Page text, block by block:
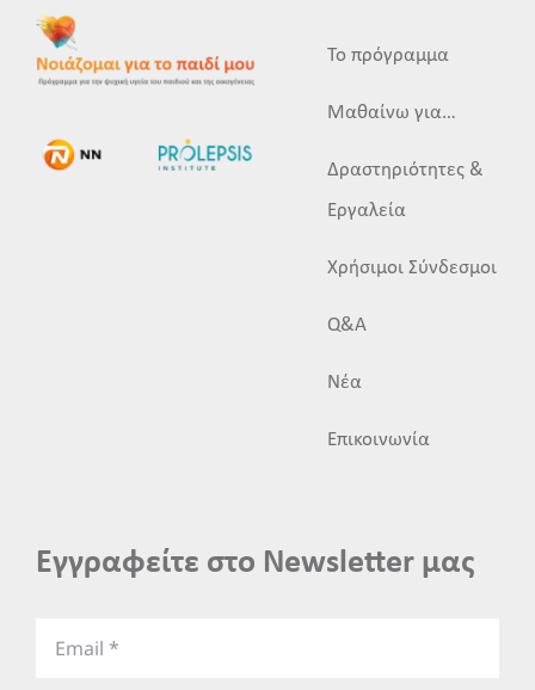
Το πρόγραμμα
Μαθαίνω για…
Δραστηριότητες &
Εργαλεία
Χρήσιμοι Σύνδεσμοι
Q&A
Νέα
Επικοινωνία
Εγγραφείτε στο Newsletter μας